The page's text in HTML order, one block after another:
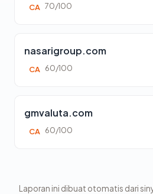
CA 70/100
nasarigroup.com
CA 60/100
gmvaluta.com
CA 60/100
Laporan ini dibuat otomatis dari